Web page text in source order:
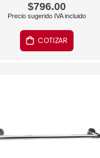
$796.00
COTIZAR